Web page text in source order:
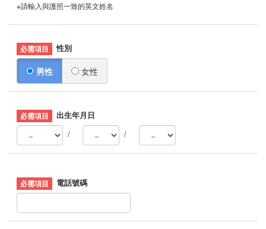
※請輸入與護照一致的英文姓名
性別
男性 女性
出生年月日
/
/
電話號碼